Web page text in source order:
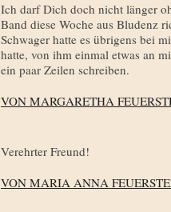
Ich darf Dich doch nicht länger
Band diese Woche aus Bludenz
Schwager hatte es übrigens bei
hatte, von ihm einmal etwas an
ein paar Zeilen schreiben.
VON MARGARETHA
Verehrter Freund!
VON MARIA ANNA